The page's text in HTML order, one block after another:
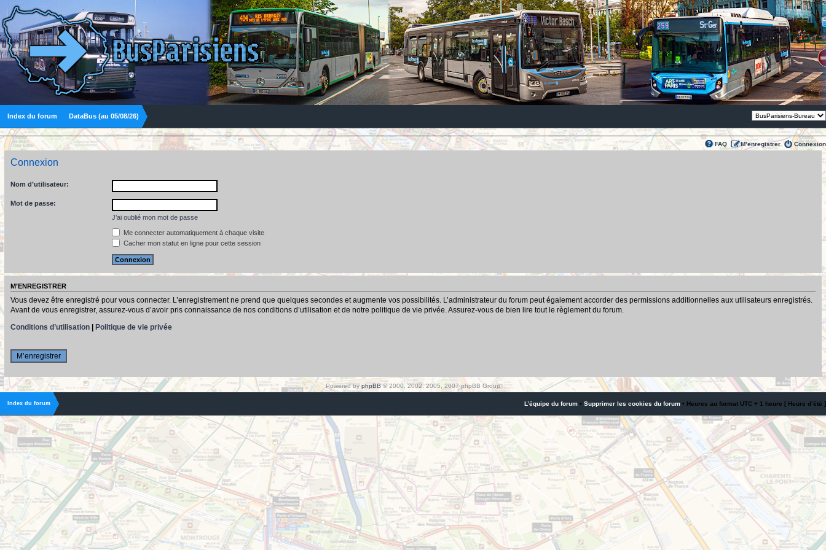
Index du forum DataBus (au 05/08/26)
FAQ M’enregistrer Connexion
Connexion
Nom d’utilisateur:
Mot de passe:
J’ai oublié mon mot de passe
Me connecter automatiquement à chaque visite
Cacher mon statut en ligne pour cette session
M’ENREGISTRER
Vous devez être enregistré pour vous connecter. L’enregistrement ne prend que quelques secondes et augmente vos possibilités. L’administrateur du forum peut également accorder des permissions additionnelles aux utilisateurs enregistrés.
Avant de vous enregistrer, assurez-vous d’avoir pris connaissance de nos conditions d’utilisation et de notre politique de vie privée. Assurez-vous de bien lire tout le règlement du forum.
Conditions d’utilisation
Politique de vie privée
M’enregistrer
Powered by phpBB© 2000, 2002, 2005, 2007 phpBB Group
Index du forum L’équipe du forum • Supprimer les cookies du forum • Heures au format UTC + 1 heure [ Heure d’été ]